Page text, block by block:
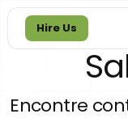
Hire Us
Encontre